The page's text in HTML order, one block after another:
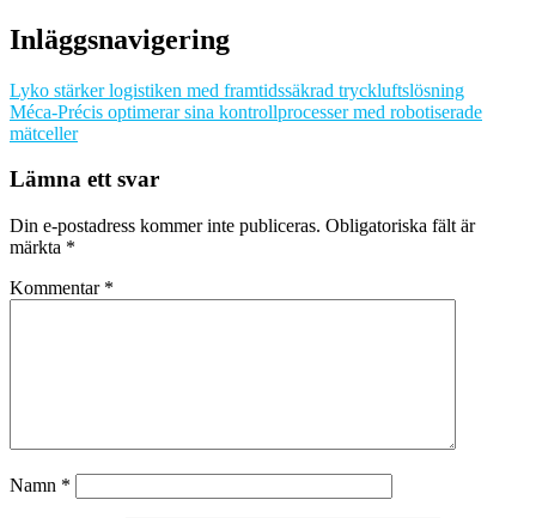
Inläggsnavigering
Lyko stärker logistiken med framtidssäkrad tryckluftslösning
Méca-Précis optimerar sina kontrollprocesser med robotiserade
mätceller
Lämna ett svar
Din e-postadress kommer inte publiceras. Obligatoriska fält är
märkta *
Kommentar *
Namn *